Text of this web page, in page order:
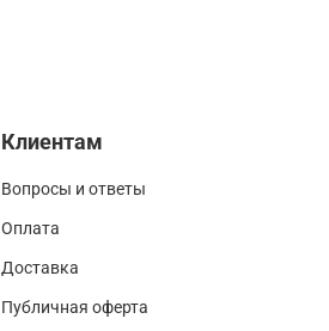
Клиентам
Вопросы и ответы
Оплата
Доставка
Публичная оферта